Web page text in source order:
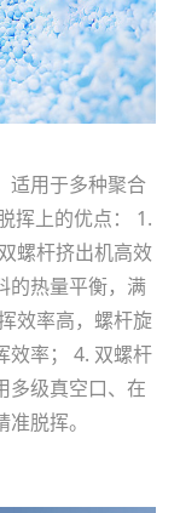
适用于多种聚合
挥上的优点： 1.
螺杆挤出机高效
的热量平衡，满
效率高，螺杆旋
效率； 4. 双螺杆
多级真空口、在
脱挥。